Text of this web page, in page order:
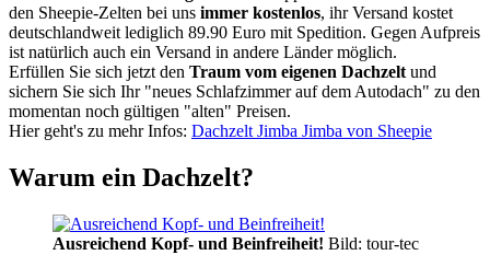
den Sheepie-Zelten bei uns immer kostenlos, ihr Versand kostet
deutschlandweit lediglich 89.90 Euro mit Spedition. Gegen Aufpreis
ist natürlich auch ein Versand in andere Länder möglich.
Erfüllen Sie sich jetzt den Traum vom eigenen Dachzelt und
sichern Sie sich Ihr "neues Schlafzimmer auf dem Autodach" zu den
momentan noch gültigen "alten" Preisen.
Hier geht's zu mehr Infos: Dachzelt Jimba Jimba von Sheepie
Warum ein Dachzelt?
Ausreichend Kopf- und Beinfreiheit! Bild: tour-tec